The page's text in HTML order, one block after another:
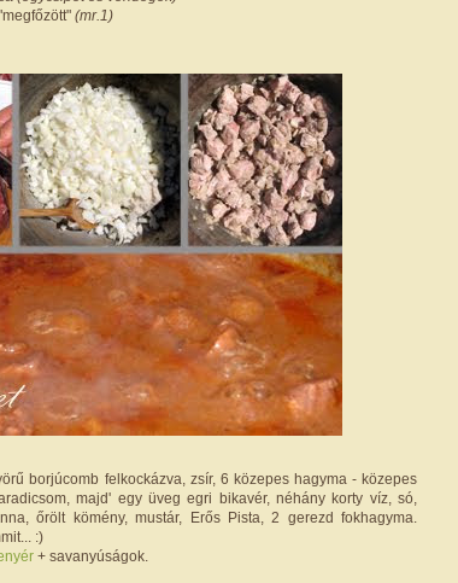
(mr.1)
borjúcomb felkockázva, zsír, 6 közepes hagyma - közepes
majd' egy üveg egri bikavér, néhány korty víz, só,
őrölt kömény, mustár, Erős Pista, 2 gerezd fokhagyma.
:)
+ savanyúságok.